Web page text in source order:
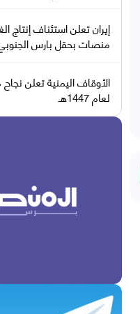
إيران تعلن استئناف إنتاج
منصات بحقل بارس
الأوقاف اليمنية تعلن
لعام 1447هـ